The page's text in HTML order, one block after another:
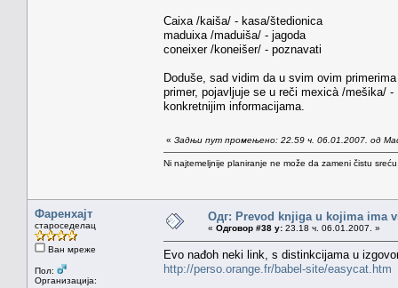
Caixa /kaiša/ - kasa/štedionica
maduixa /maduiša/ - jagoda
coneixer /koneišer/ - poznavati
Doduše, sad vidim da u svim ovim
primer, pojavljuje se u reči mexicà /mešika/
konkretnijim informacijama.
« Задњи пут промењено: 22.59 ч. 06.01.2007. од
Ni najtemeljnije planiranje ne može da zameni čistu
Фаренхајт
староседелац
Ван мреже
Пол:
Организација:
Одг: Prevod knjiga u kojima ima
« Одговор #38 у: 23.18 ч. 06.01.2007. »
Evo nađoh neki link, s distinkcijama u
http://perso.orange.fr/babel-site/easycat.htm